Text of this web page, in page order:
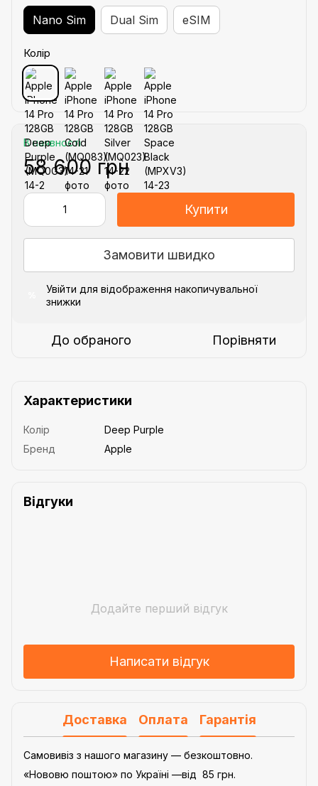
Nano Sim Dual Sim eSIM
Колір
В наявності
58 600 грн
Купити
Замовити швидко
Увійти для відображення накопичувальної
знижки
До обраного Порівняти
Характеристики
Колір
Deep Purple
Бренд
Apple
Відгуки
Додайте перший відгук
Написати відгук
Доставка Оплата Гарантія
Самовивіз з нашого магазину — безкоштовно.
«Нововю поштою» по Україні —від 85 грн.